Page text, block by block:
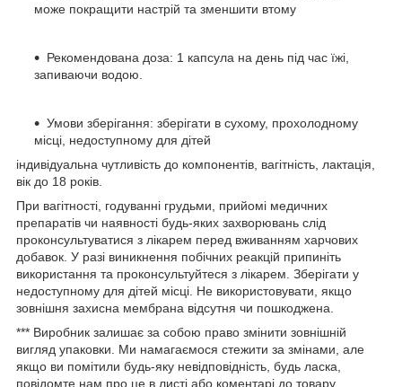
може покращити настрій та зменшити втому
Рекомендована доза: 1 капсула на день під час їжі,
запиваючи водою.
Умови зберігання: зберігати в сухому, прохолодному
місці, недоступному для дітей
індивідуальна чутливість до компонентів, вагітність, лактація,
вік до 18 років.
При вагітності, годуванні грудьми, прийомі медичних
препаратів чи наявності будь-яких захворювань слід
проконсультуватися з лікарем перед вживанням харчових
добавок. У разі виникнення побічних реакцій припиніть
використання та проконсультуйтеся з лікарем. Зберігати у
недоступному для дітей місці. Не використовувати, якщо
зовнішня захисна мембрана відсутня чи пошкоджена.
*** Виробник залишає за собою право змінити зовнішній
вигляд упаковки. Ми намагаємося стежити за змінами, але
якщо ви помітили будь-яку невідповідність, будь ласка,
повідомте нам про це в листі або коментарі до товару.